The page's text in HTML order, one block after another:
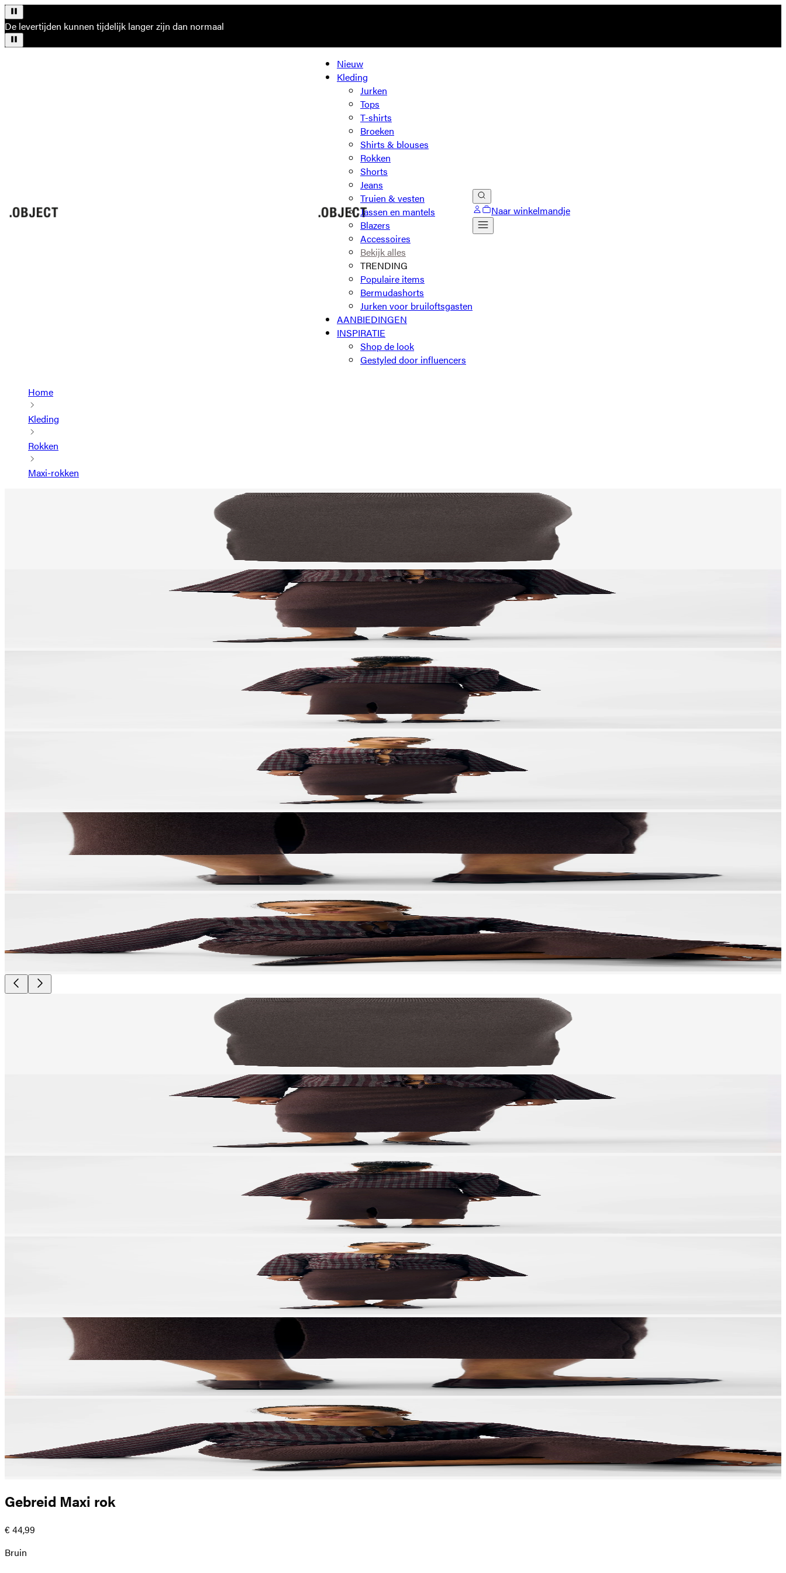
De levertijden kunnen tijdelijk langer zijn dan normaal
Nieuw
Kleding
Jurken
Tops
T-shirts
Broeken
Shirts & blouses
Rokken
Shorts
Jeans
Truien & vesten
Jassen en mantels
Blazers
Accessoires
Bekijk alles
TRENDING
Populaire items
Bermudashorts
Jurken voor bruiloftsgasten
AANBIEDINGEN
INSPIRATIE
Shop de look
Gestyled door influencers
Naar winkelmandje
Home
Kleding
Rokken
Maxi-rokken
Gebreid Maxi rok
€ 44,99
Bruin